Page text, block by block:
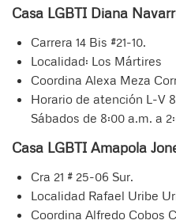
Casa LGBTI Diana
Carrera 14 Bis #21-10.
Localidad: Los Mártires
Coordina Alexa Meza
Horario de atención L-V
Sábados de 8:00 a.m. a
Casa LGBTI Amapola
Cra 21 # 25-06 Sur.
Localidad Rafael Uribe
Coordina Alfredo Cobos